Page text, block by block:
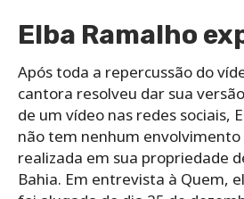
Elba Ramalho
Após toda a repercussão do
cantora resolveu dar sua
de um vídeo nas redes sociais,
não tem nenhum
realizada em sua propriedade
Bahia. Em entrevista à Quem,